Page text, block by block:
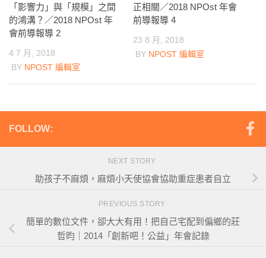
「影響力」與「規模」之間
的鴻溝？／2018 NPOst 年
會前導報導 2
4 7 月, 2018
BY NPOST 編輯室
正相關／2018 NPOst 年會
前導報導 4
23 8 月, 2018
BY NPOST 編輯室
FOLLOW:
NEXT STORY
助孩子不麻煩，麻煩小天使協會協助重症患者自立
PREVIOUS STORY
簡單的數位文件，卻大大有用！把自己宅配到偏鄉的莊
哲昀｜2014「創新吧！公益」年會記錄